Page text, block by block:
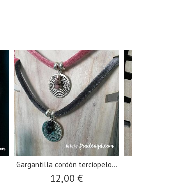
Gargantilla cordón terciopelo...
12,00 €